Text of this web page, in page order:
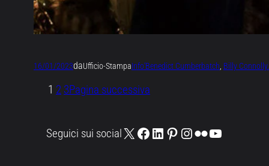
16/01/2023daUfficio-StampaInfo‘Benedict Cumberbatch Billy Connolly.
1 2 3Pagina successiva
Seguici sui socialX Facebook
LinkedIn
Pinterest
Instagram
FlickrYouTube